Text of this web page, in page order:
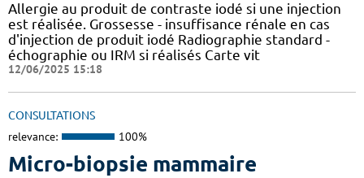
Allergie au produit de contraste iodé si une injection
est réalisée. Grossesse - insuffisance rénale en cas
d'injection de produit iodé Radiographie standard -
échographie ou IRM si réalisés Carte vit
12/06/2025 15:18
CONSULTATIONS
relevance: 100%
Micro-biopsie mammaire